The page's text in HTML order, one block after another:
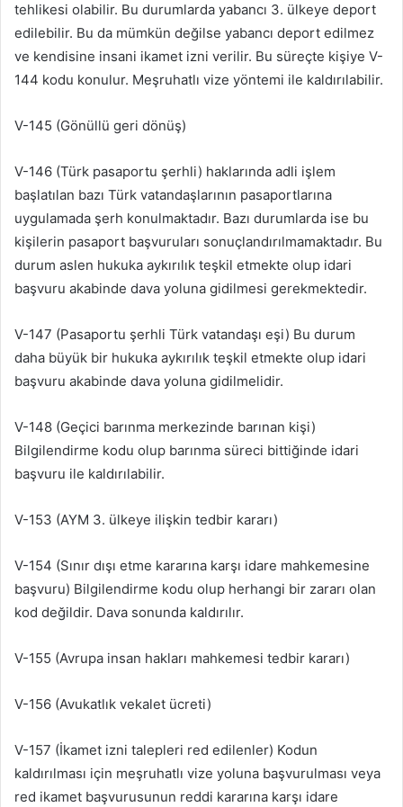
tehlikesi olabilir. Bu durumlarda yabancı 3. ülkeye deport
edilebilir. Bu da mümkün değilse yabancı deport edilmez
ve kendisine insani ikamet izni verilir. Bu süreçte kişiye V-
144 kodu konulur. Meşruhatlı vize yöntemi ile kaldırılabilir.
V-145 (Gönüllü geri dönüş)
V-146 (Türk pasaportu şerhli) haklarında adli işlem
başlatılan bazı Türk vatandaşlarının pasaportlarına
uygulamada şerh konulmaktadır. Bazı durumlarda ise bu
kişilerin pasaport başvuruları sonuçlandırılmamaktadır. Bu
durum aslen hukuka aykırılık teşkil etmekte olup idari
başvuru akabinde dava yoluna gidilmesi gerekmektedir.
V-147 (Pasaportu şerhli Türk vatandaşı eşi) Bu durum
daha büyük bir hukuka aykırılık teşkil etmekte olup idari
başvuru akabinde dava yoluna gidilmelidir.
V-148 (Geçici barınma merkezinde barınan kişi)
Bilgilendirme kodu olup barınma süreci bittiğinde idari
başvuru ile kaldırılabilir.
V-153 (AYM 3. ülkeye ilişkin tedbir kararı)
V-154 (Sınır dışı etme kararına karşı idare mahkemesine
başvuru) Bilgilendirme kodu olup herhangi bir zararı olan
kod değildir. Dava sonunda kaldırılır.
V-155 (Avrupa insan hakları mahkemesi tedbir kararı)
V-156 (Avukatlık vekalet ücreti)
V-157 (İkamet izni talepleri red edilenler) Kodun
kaldırılması için meşruhatlı vize yoluna başvurulması veya
red ikamet başvurusunun reddi kararına karşı idare